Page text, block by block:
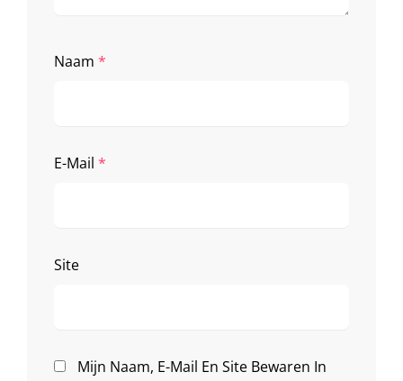
Naam *
E-Mail *
Site
Mijn Naam, E-Mail En Site Bewaren In